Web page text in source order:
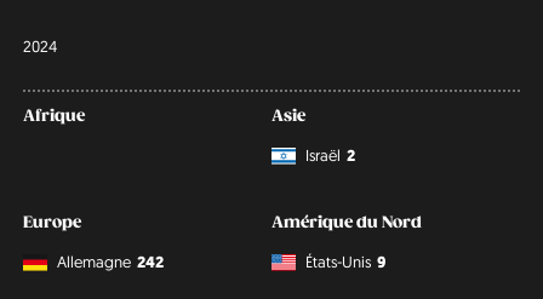
2024
Afrique
Asie
Israël 2
Europe
Allemagne 242
Amérique du Nord
États-Unis 9